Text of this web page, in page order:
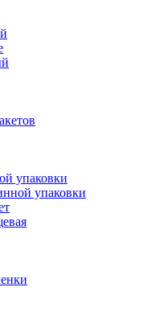
упаковки
упаковки